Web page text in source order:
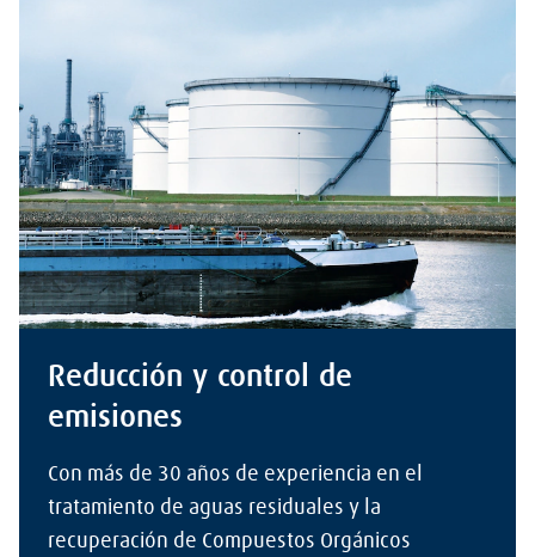
Reducción y control de
emisiones
Con más de 30 años de experiencia en el
tratamiento de aguas residuales y la
recuperación de Compuestos Orgánicos